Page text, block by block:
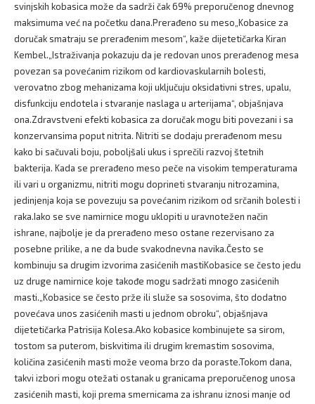
svinjskih kobasica može da sadrži čak 69% preporučenog dnevnog
maksimuma već na početku dana.Prerađeno su meso„Kobasice za
doručak smatraju se prerađenim mesom“, kaže dijetetičarka Kiran
Kembel.„Istraživanja pokazuju da je redovan unos prerađenog mesa
povezan sa povećanim rizikom od kardiovaskularnih bolesti,
verovatno zbog mehanizama koji uključuju oksidativni stres, upalu,
disfunkciju endotela i stvaranje naslaga u arterijama“, objašnjava
ona.Zdravstveni efekti kobasica za doručak mogu biti povezani i sa
konzervansima poput nitrita. Nitriti se dodaju prerađenom mesu
kako bi sačuvali boju, poboljšali ukus i sprečili razvoj štetnih
bakterija. Kada se prerađeno meso peče na visokim temperaturama
ili vari u organizmu, nitriti mogu doprineti stvaranju nitrozamina,
jedinjenja koja se povezuju sa povećanim rizikom od srčanih bolesti i
raka.Iako se sve namirnice mogu uklopiti u uravnotežen način
ishrane, najbolje je da prerađeno meso ostane rezervisano za
posebne prilike, a ne da bude svakodnevna navika.Često se
kombinuju sa drugim izvorima zasićenih mastiKobasice se često jedu
uz druge namirnice koje takođe mogu sadržati mnogo zasićenih
masti.„Kobasice se često prže ili služe sa sosovima, što dodatno
povećava unos zasićenih masti u jednom obroku“, objašnjava
dijetetičarka Patrisija Kolesa.Ako kobasice kombinujete sa sirom,
tostom sa puterom, biskvitima ili drugim kremastim sosovima,
količina zasićenih masti može veoma brzo da poraste.Tokom dana,
takvi izbori mogu otežati ostanak u granicama preporučenog unosa
zasićenih masti, koji prema smernicama za ishranu iznosi manje od